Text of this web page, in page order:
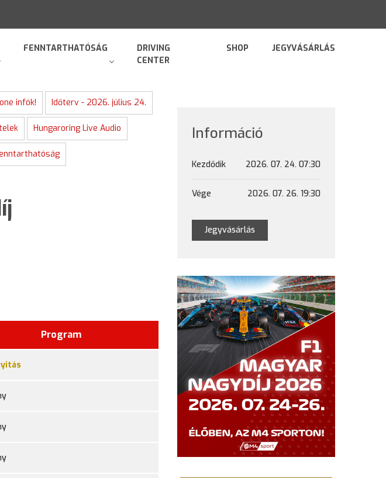
FENNTARTHATÓSÁG
DRIVING
CENTER
SHOP JEGYVÁSÁRLÁS
infók! Időterv - 2026. július 24.
Hungaroring Live Audio
Program
Információ
Kezdődik 2026. 07. 24. 07:30
Vége 2026. 07. 26. 19:30
Jegyvásárlás